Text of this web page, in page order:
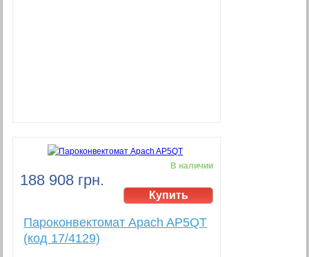
188 908 грн.
В наличии
Пароконвектомат Apach AP5QT
(код 17/4129)